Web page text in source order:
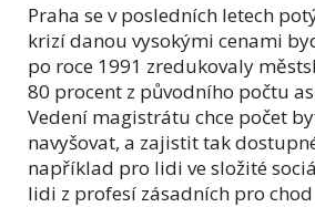
Praha se v posledních letech
krizí danou vysokými cenami
po roce 1991 zredukovaly
80 procent z původního počtu
Vedení magistrátu chce počet
navyšovat, a zajistit tak
například pro lidi ve složité
lidi z profesí zásadních pro